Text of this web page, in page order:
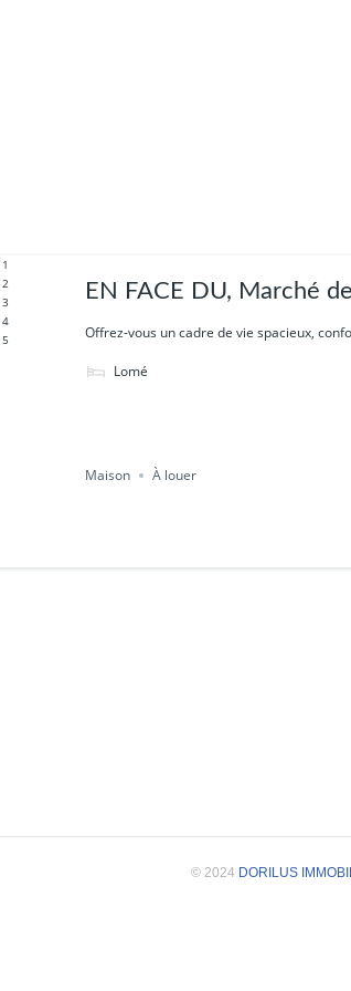
EN FACE DU, Marché
Offrez-vous un cadre de vie spacieux,
Lomé
Maison À louer
© 2024 DORILUS